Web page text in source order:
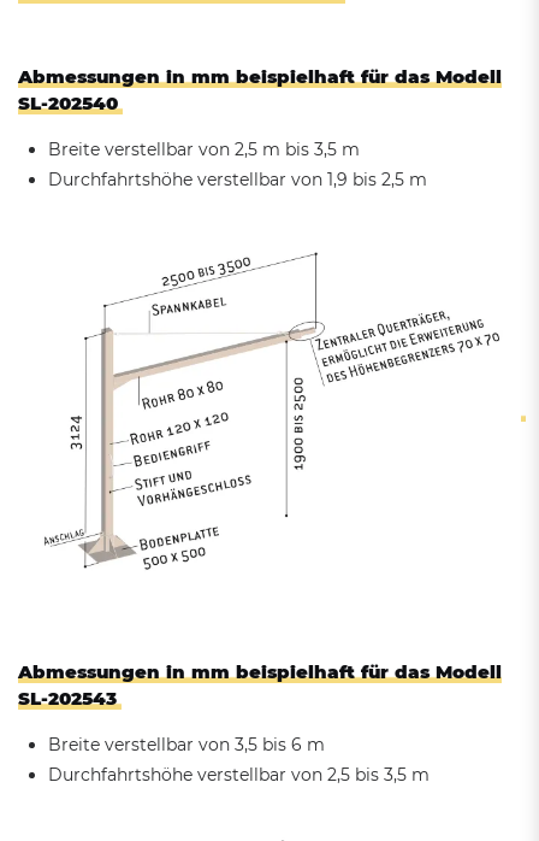
Abmessungen in mm beispielhaft für das Modell
SL-202540
Breite verstellbar von 2,5 m bis 3,5 m
Durchfahrtshöhe verstellbar von 1,9 bis 2,5 m
Abmessungen in mm beispielhaft für das Modell
SL-202543
Breite verstellbar von 3,5 bis 6 m
Durchfahrtshöhe verstellbar von 2,5 bis 3,5 m